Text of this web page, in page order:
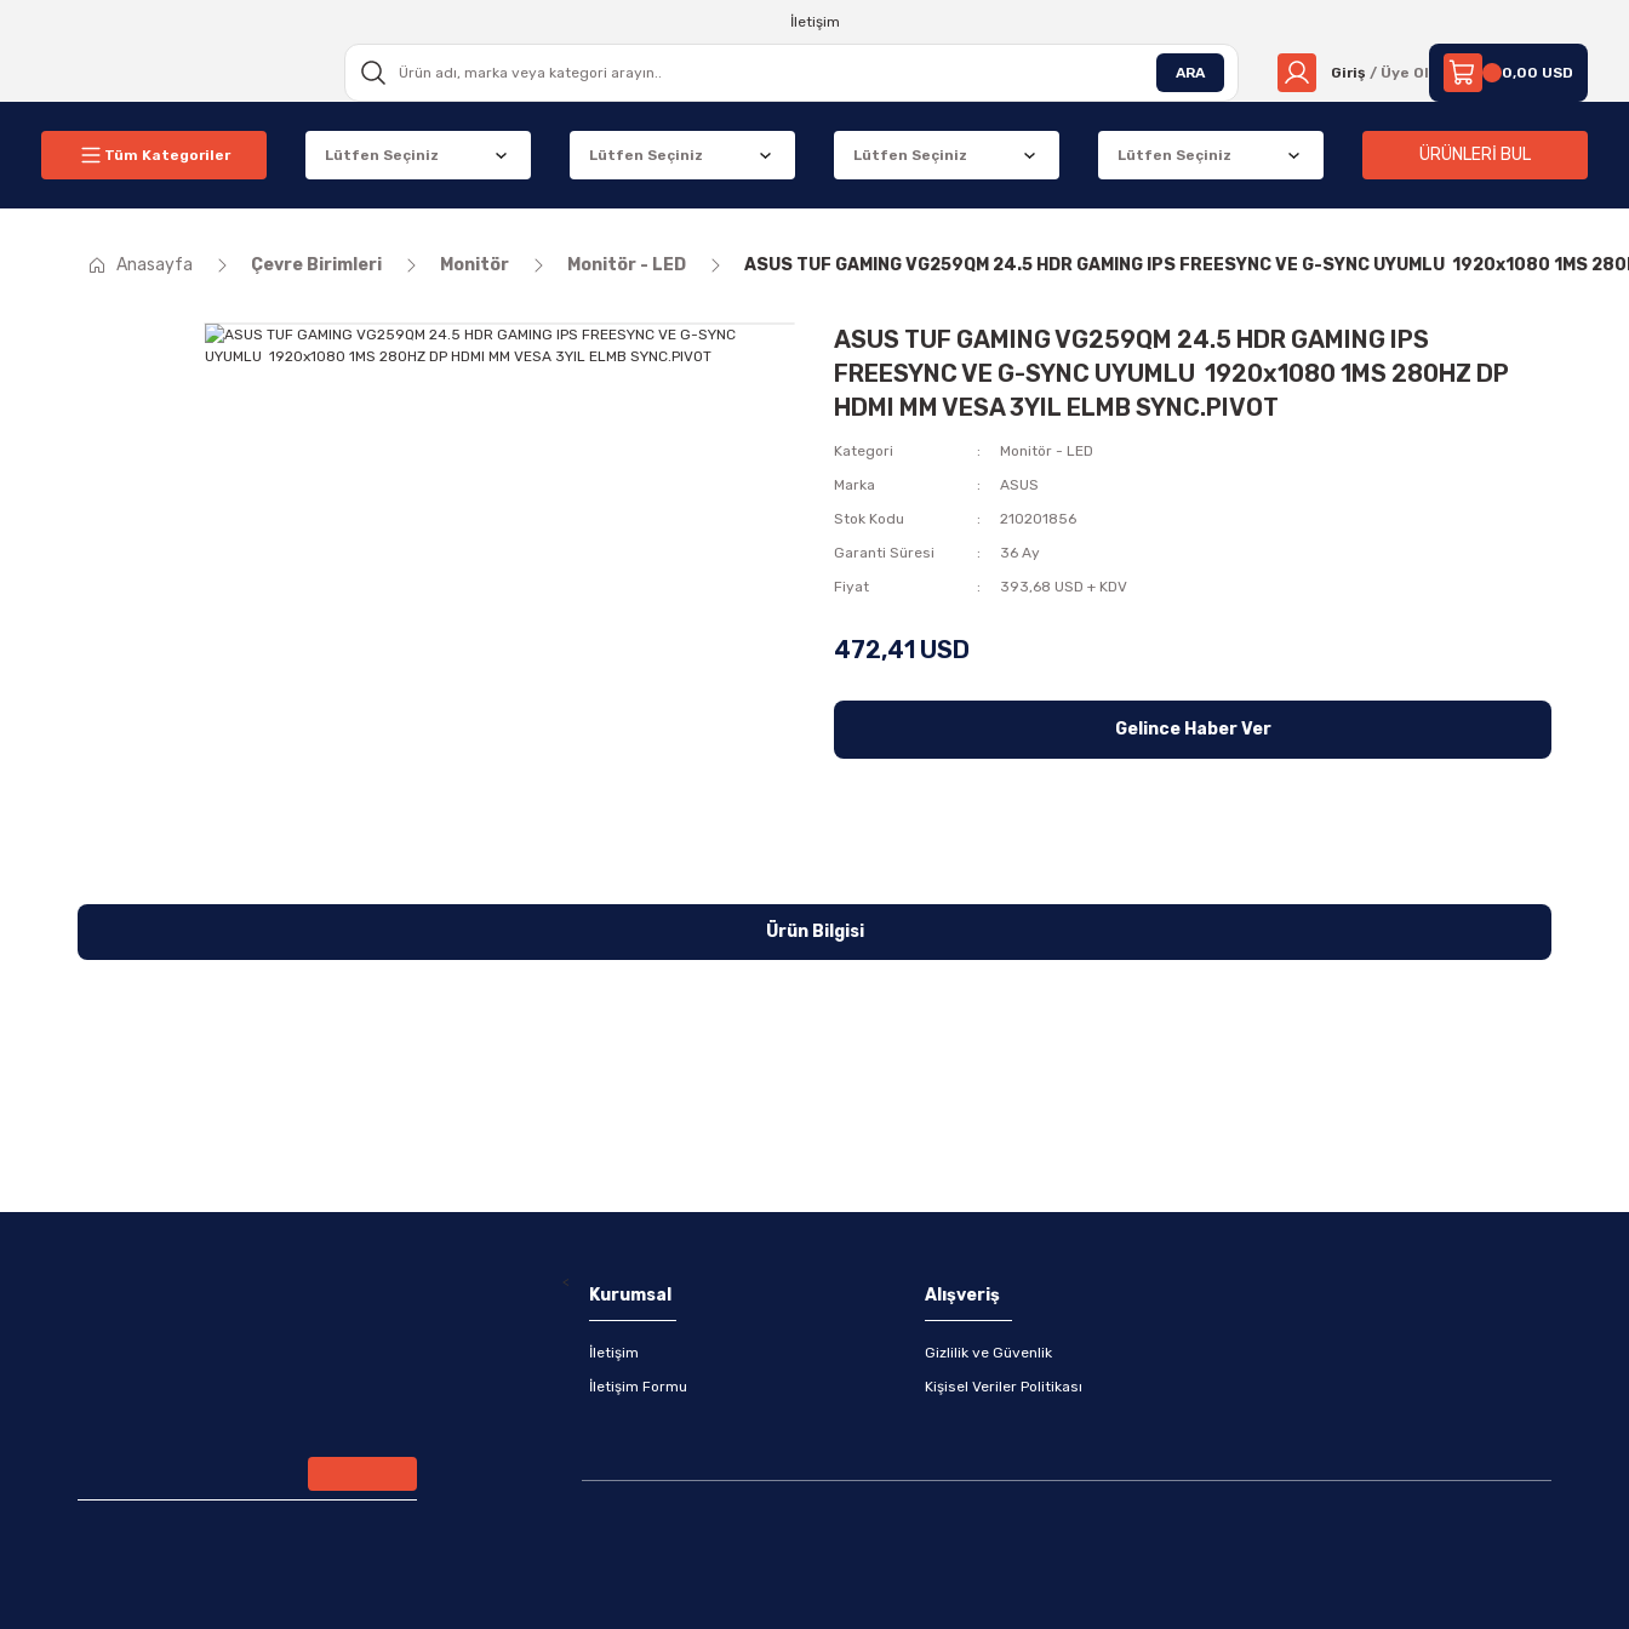
İletişim
ARA Giriş / Üye Ol 0,00 USD
Tüm Kategoriler ÜRÜNLERİ BUL
Anasayfa Çevre Birimleri Monitör Monitör - LED ASUS TUF GAMING VG259QM 24.5 HDR GAMING IPS FREESYNC VE G-SYNC UYUMLU 1920x1080 1MS
ASUS TUF GAMING VG259QM 24.5 HDR GAMING IPS
FREESYNC VE G-SYNC UYUMLU 1920x1080 1MS 280HZ DP
HDMI MM VESA 3YIL ELMB SYNC.PIVOT
Kategori
Monitör - LED
Marka
ASUS
Stok Kodu
210201856
Garanti Süresi
36 Ay
Fiyat
393,68 USD + KDV
472,41 USD
Gelince Haber Ver
Ürün Bilgisi
<
Kurumsal
İletişim
İletişim Formu
Alışveriş
Gizlilik ve Güvenlik
Kişisel Veriler Politikası